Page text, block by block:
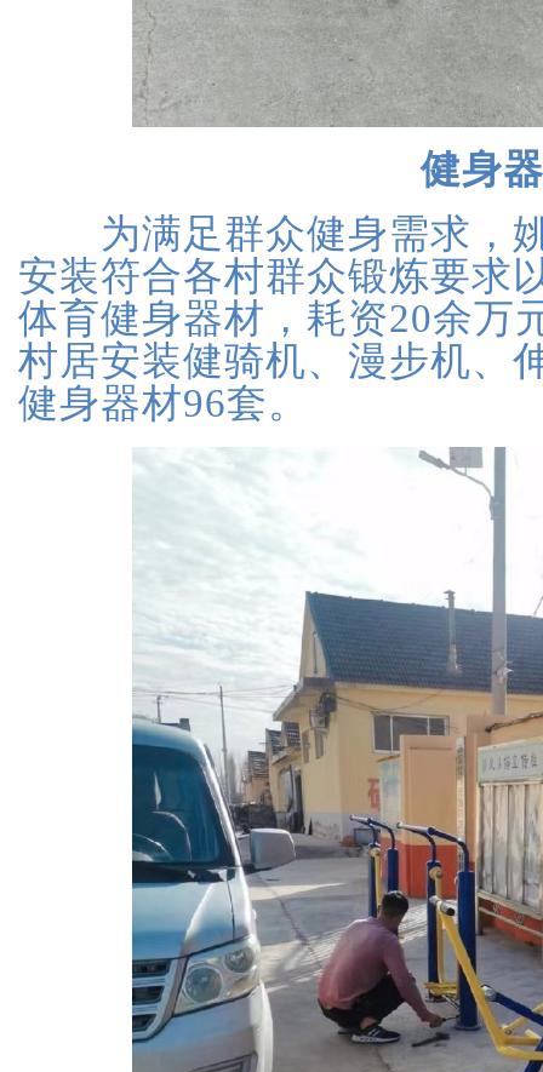
健身
为满足群众健身需求，
安装符合各村群众锻炼要求
体育健身器材，耗资20余万
村居安装健骑机、漫步机、
健身器材96套。